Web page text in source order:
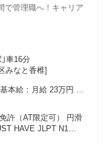
管理職へ！キャリア
車16分
みなと香椎]
本給：月給 23万円 〜
全員に一律で支払われ
者は経験考慮
許（AT限定可） 円滑